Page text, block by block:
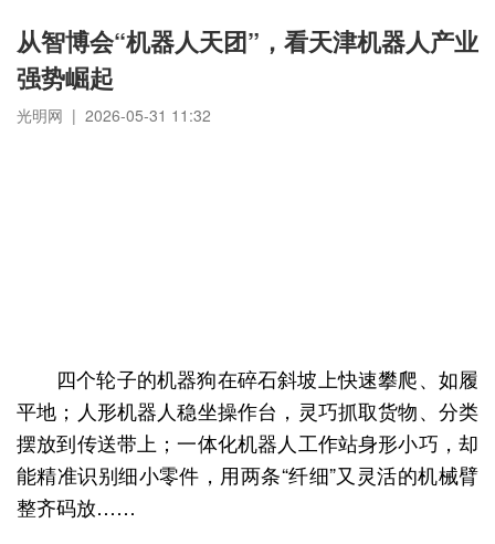
从智博会“机器人天团”，看天津机器人产业
强势崛起
光明网 | 2026-05-31 11:32
四个轮子的机器狗在碎石斜坡上快速攀爬、如履
平地；人形机器人稳坐操作台，灵巧抓取货物、分类
摆放到传送带上；一体化机器人工作站身形小巧，却
能精准识别细小零件，用两条“纤细”又灵活的机械臂
整齐码放……